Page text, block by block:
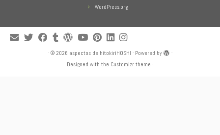
WordPress.org
· © 2026 aspectos de hitokiriHOSHI · Powered by
·
Designed with the Customizr theme ·